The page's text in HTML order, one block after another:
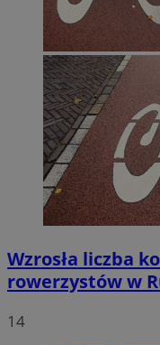
Wzrosła liczba
rowerzystów w
14